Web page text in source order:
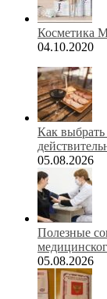
Косметика
04.10.2020
Как выбрать
05.08.2026
Полезные
05.08.2026